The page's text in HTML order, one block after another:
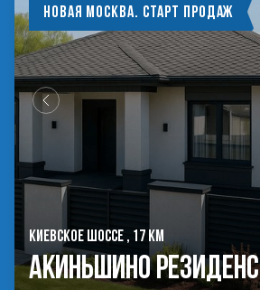
Новая Москва. Старт продаж
КИЕВСКОЕ ШОССЕ , 17 КМ
Акиньшино Резиденс